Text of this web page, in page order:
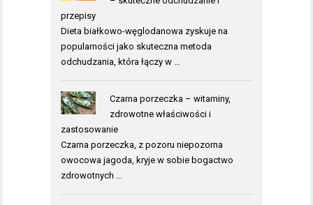
przepisy
Dieta białkowo-węglodanowa zyskuje na
popularności jako skuteczna metoda
odchudzania, która łączy w …
Czarna porzeczka – witaminy,
zdrowotne właściwości i
zastosowanie
Czarna porzeczka, z pozoru niepozorna
owocowa jagoda, kryje w sobie bogactwo
zdrowotnych …